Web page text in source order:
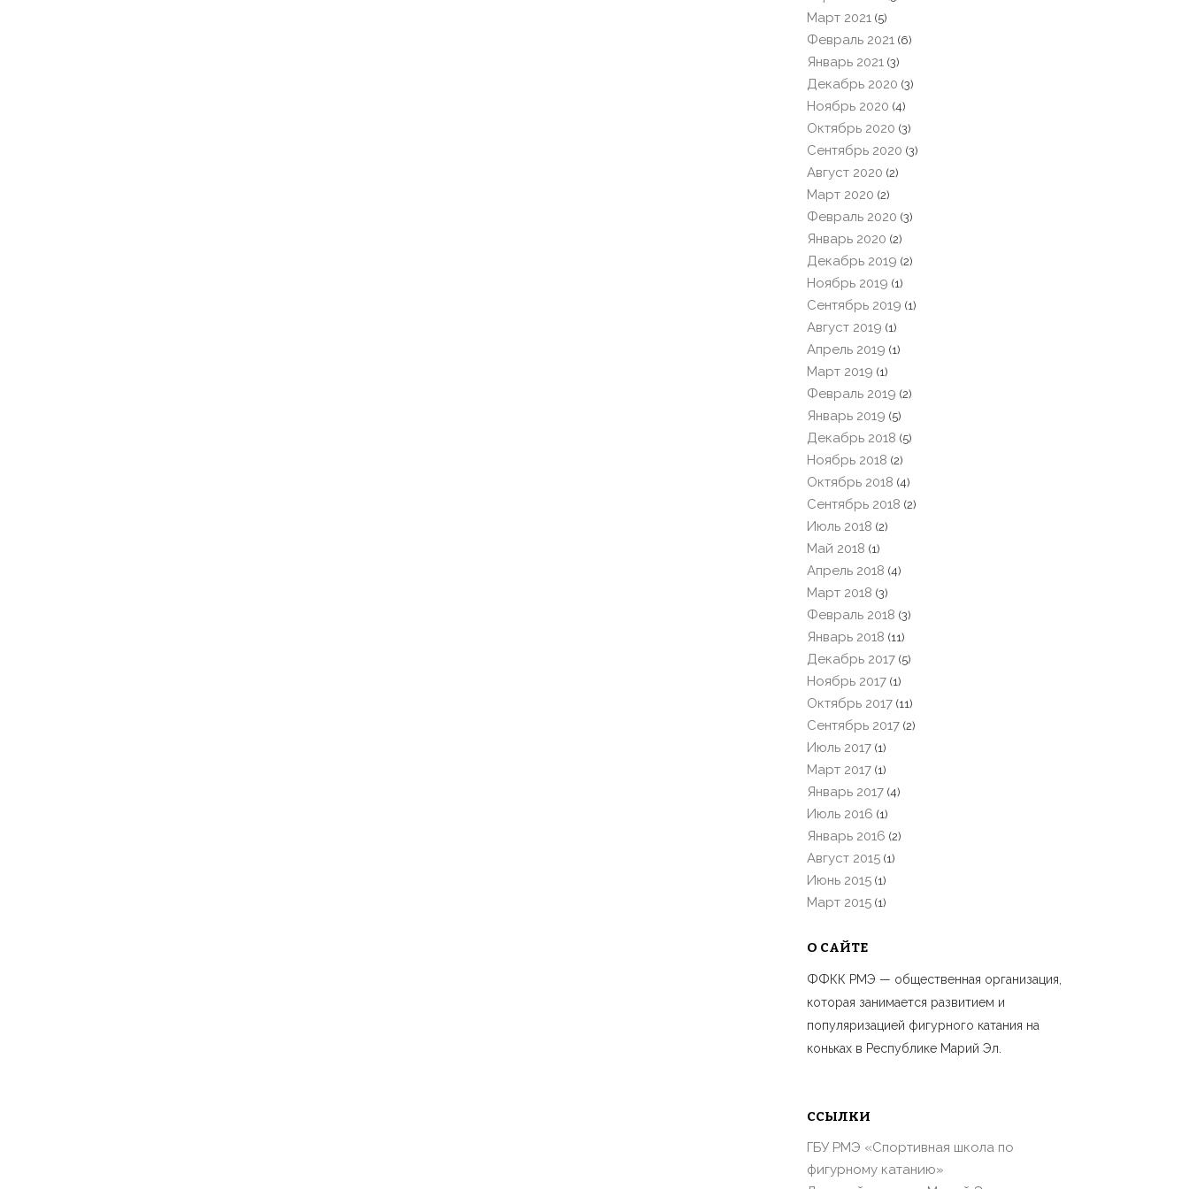
Март 2021 (5)
Февраль 2021 (6)
Январь 2021 (3)
Декабрь 2020 (3)
Ноябрь 2020 (4)
Октябрь 2020 (3)
Сентябрь 2020 (3)
Август 2020 (2)
Март 2020 (2)
Февраль 2020 (3)
Январь 2020 (2)
Декабрь 2019 (2)
Ноябрь 2019 (1)
Сентябрь 2019 (1)
Август 2019 (1)
Апрель 2019 (1)
Март 2019 (1)
Февраль 2019 (2)
Январь 2019 (5)
Декабрь 2018 (5)
Ноябрь 2018 (2)
Октябрь 2018 (4)
Сентябрь 2018 (2)
Июль 2018 (2)
Май 2018 (1)
Апрель 2018 (4)
Март 2018 (3)
Февраль 2018 (3)
Январь 2018 (11)
Декабрь 2017 (5)
Ноябрь 2017 (1)
Октябрь 2017 (11)
Сентябрь 2017 (2)
Июль 2017 (1)
Март 2017 (1)
Январь 2017 (4)
Июль 2016 (1)
Январь 2016 (2)
Август 2015 (1)
Июнь 2015 (1)
Март 2015 (1)
О САЙТЕ
ФФКК РМЭ — общественная организация,
которая занимается развитием и
популяризацией фигурного катания на
коньках в Республике Марий Эл.
ССЫЛКИ
ГБУ РМЭ «Спортивная школа по
фигурному катанию»